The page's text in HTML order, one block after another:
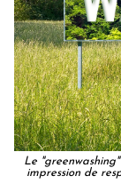
Le
impression de